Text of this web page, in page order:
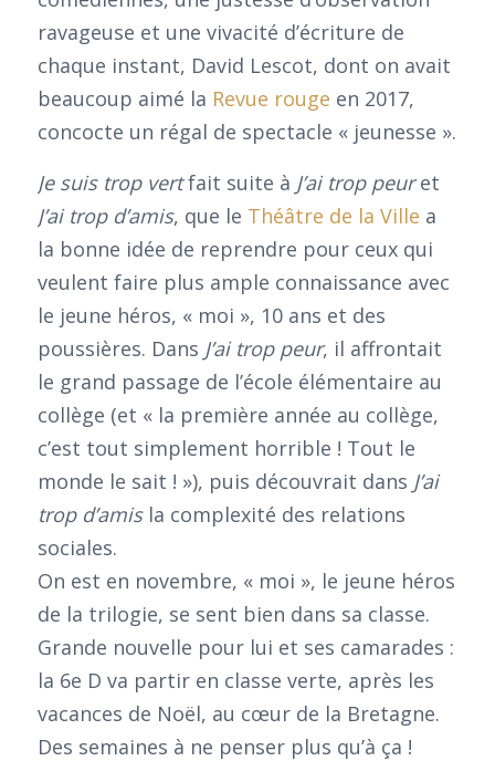
ravageuse et une vivacité d’écriture de
chaque instant, David Lescot, dont on avait
beaucoup aimé la Revue rouge en 2017,
concocte un régal de spectacle « jeunesse ».
Je suis trop vertfait suite à J’ai trop peuret
J’ai trop d’amis, que le Théâtre de la Ville a
la bonne idée de reprendre pour ceux qui
veulent faire plus ample connaissance avec
le jeune héros, « moi », 10 ans et des
poussières. Dans J’ai trop peur, il affrontait
le grand passage de l’école élémentaire au
collège (et « la première année au collège,
c’est tout simplement horrible ! Tout le
monde le sait ! »), puis découvrait dans J’ai
trop d’amisla complexité des relations
sociales.
On est en novembre, « moi », le jeune héros
de la trilogie, se sent bien dans sa classe.
Grande nouvelle pour lui et ses camarades :
la 6e D va partir en classe verte, après les
vacances de Noël, au cœur de la Bretagne.
Des semaines à ne penser plus qu’à ça !